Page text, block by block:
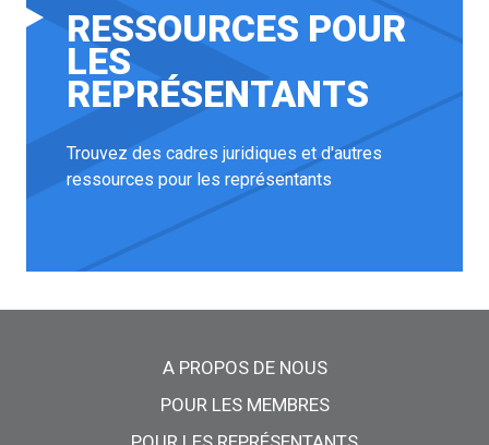
RESSOURCES POUR
LES
REPRÉSENTANTS
Trouvez des cadres juridiques et d'autres
ressources pour les représentants
A PROPOS DE NOUS
POUR LES MEMBRES